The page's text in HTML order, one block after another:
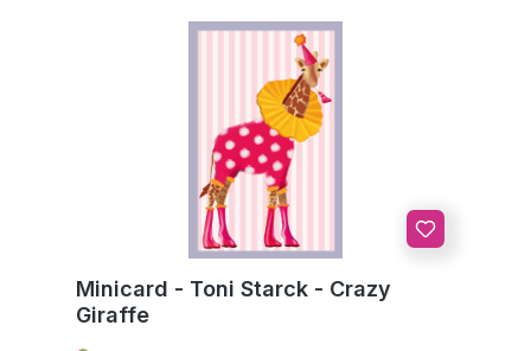
Minicard - Toni Starck - Crazy
Giraffe